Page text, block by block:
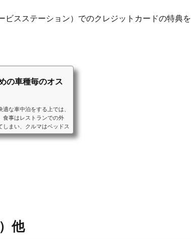
ビスステーション）でのクレジットカードの特典を
の車種毎のオス
な車中泊をする上では、
食事はレストランでの外
まい、クルマはベッドス
おすすめします。ベッドス
他